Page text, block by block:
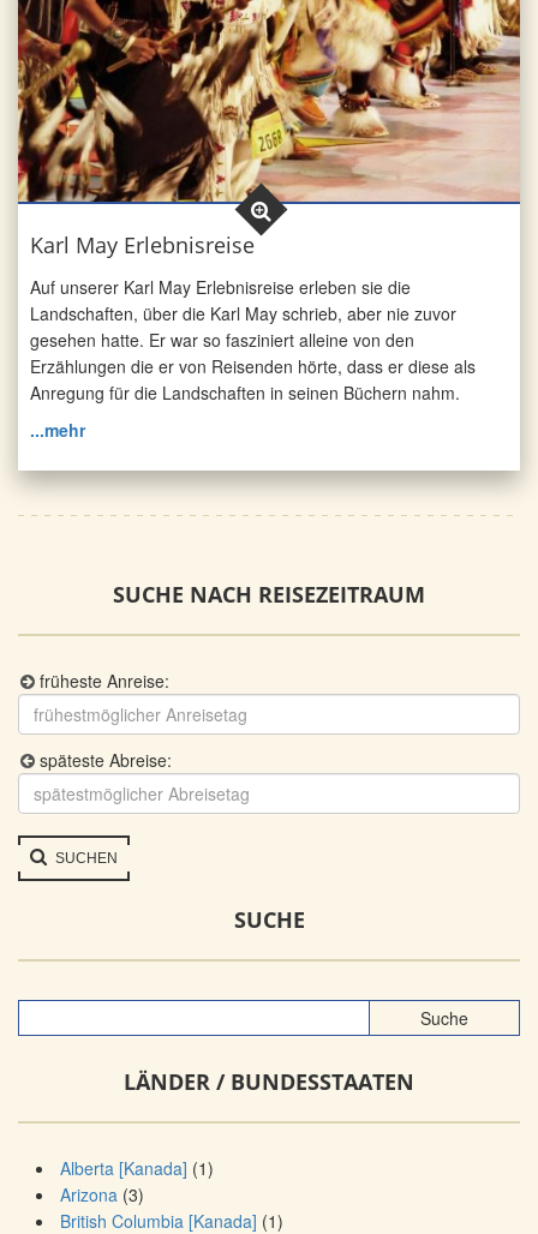
Karl May Erlebnisreise
Auf unserer Karl May Erlebnisreise erleben sie die
Landschaften, über die Karl May schrieb, aber nie zuvor
gesehen hatte. Er war so fasziniert alleine von den
Erzählungen die er von Reisenden hörte, dass er diese als
Anregung für die Landschaften in seinen Büchern nahm.
...mehr
SUCHE NACH REISEZEITRAUM
früheste Anreise:
späteste Abreise:
SUCHEN
SUCHE
LÄNDER / BUNDESSTAATEN
Alberta [Kanada] (1)
Arizona (3)
British Columbia [Kanada] (1)